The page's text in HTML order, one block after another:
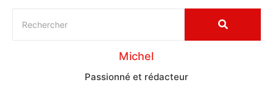
Michel
Passionné et rédacteur